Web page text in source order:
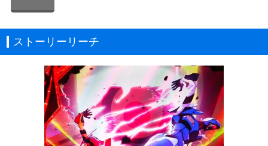
ストーリーリーチ